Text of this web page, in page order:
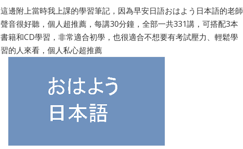
這邊附上當時我上課的學習筆記，因為早安日語おはよう日本語的老師
聲音很好聽，個人超推薦，每講30分鐘，全部一共331講，可搭配3本
書籍和CD學習，非常適合初學，也很適合不想要有考試壓力、輕鬆學
習的人來看，個人私心超推薦